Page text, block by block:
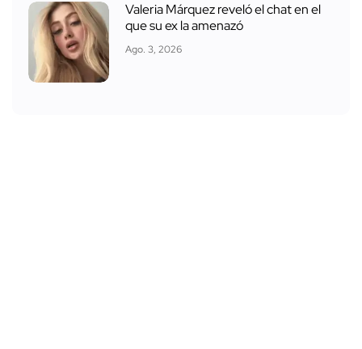
Valeria Márquez reveló el chat en el
que su ex la amenazó
Ago. 3, 2026